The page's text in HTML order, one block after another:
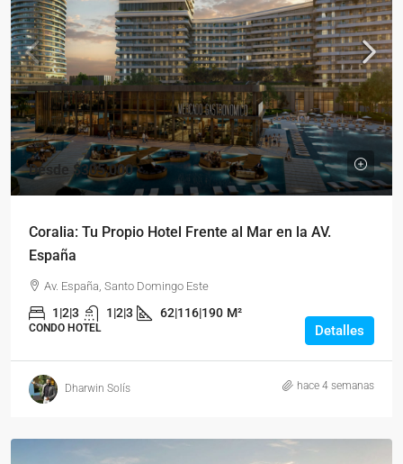
Desde $305,000
Coralia: Tu Propio Hotel Frente al Mar en la AV.
España
Av. España, Santo Domingo Este
1|2|3 1|2|3 62|116|190 M²
CONDO HOTEL Detalles
Dharwin Solís hace 4 semanas